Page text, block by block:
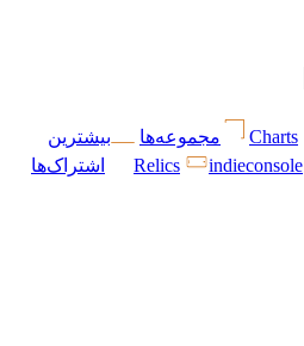
Charts مجموعه‌ها
بیشترین
Relics indieconsole اشتراک‌ها